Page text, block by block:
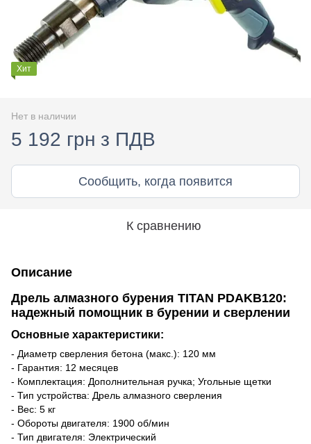
Хит
Нет в наличии
5 192 грн з ПДВ
Сообщить, когда появится
К сравнению
Описание
Дрель алмазного бурения TITAN PDAKB120:
надежный помощник в бурении и сверлении
Основные характеристики:
- Диаметр сверления бетона (макс.): 120 мм
- Гарантия: 12 месяцев
- Комплектация: Дополнительная ручка; Угольные щетки
- Тип устройства: Дрель алмазного сверления
- Вес: 5 кг
- Обороты двигателя: 1900 об/мин
- Тип двигателя: Электрический